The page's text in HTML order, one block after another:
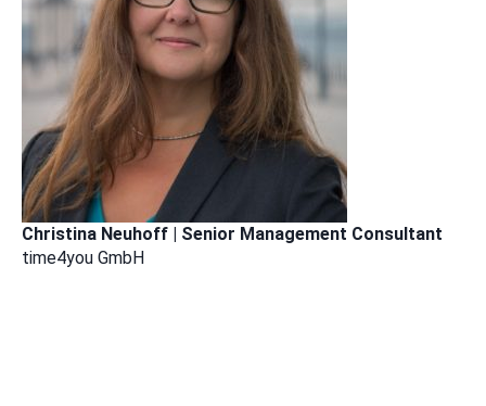
Christina Neuhoff | Senior Management Consultant
time4you GmbH